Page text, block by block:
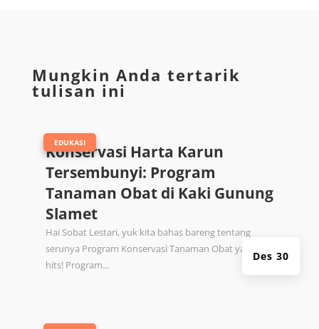
Mungkin Anda tertarik
tulisan ini
Konservasi Harta Karun
Tersembunyi: Program
Tanaman Obat di Kaki Gunung
Slamet
Des 30
EDUKASI
Hai Sobat Lestari, yuk kita bahas bareng tentang
serunya Program Konservasi Tanaman Obat yang lagi
hits! Program...